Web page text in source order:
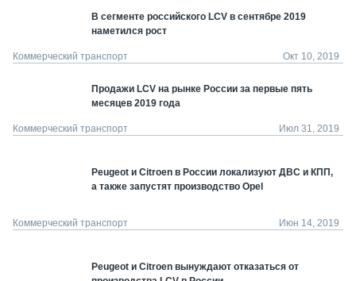
В сегменте российского LCV в сентябре 2019
наметился рост
Коммерческий транспорт Окт 10, 2019
Продажи LCV на рынке России за первые пять
месяцев 2019 года
Коммерческий транспорт Июл 31, 2019
Peugeot и Citroen в России локализуют ДВС и КПП,
а также запустят производство Opel
Коммерческий транспорт Июн 14, 2019
Peugeot и Citroen вынуждают отказаться от